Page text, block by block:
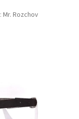
Mr. Rozchov